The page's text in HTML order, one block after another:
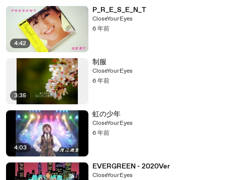
4:42
P_R_E_S_E_N_T
CloseYourEyes
6 年前
3:35
制服
CloseYourEyes
6 年前
4:03
虹の少年
CloseYourEyes
6 年前
EVERGREEN - 2020Ver
CloseYourEyes